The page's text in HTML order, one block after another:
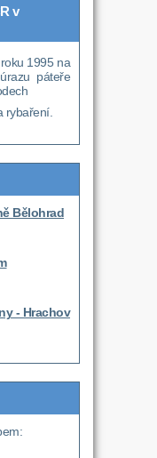
v
1995 na
páteře
rybaření.
Bělohrad
- Hrachov